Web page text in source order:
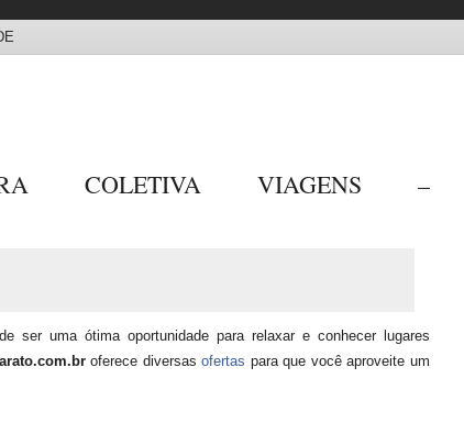
COLETIVA VIAGENS –
ser uma ótima oportunidade para relaxar e conhecer lugares
oferece diversasofertas para que você aproveite um